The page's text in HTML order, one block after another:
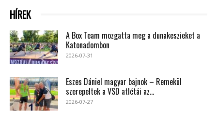
HÍREK
A Box Team mozgatta meg a dunakeszieket a
Katonadombon
2026-07-31
Eszes Dániel magyar bajnok – Remekül
szerepeltek a VSD atlétái az...
2026-07-27